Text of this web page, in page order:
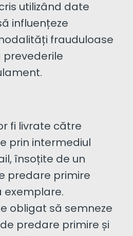
utilizând date
influențeze
frauduloase
prevederile
fi livrate către
prin intermediul
însoțite de un
predare primire
exemplare.
obligat să semneze
predare primire și